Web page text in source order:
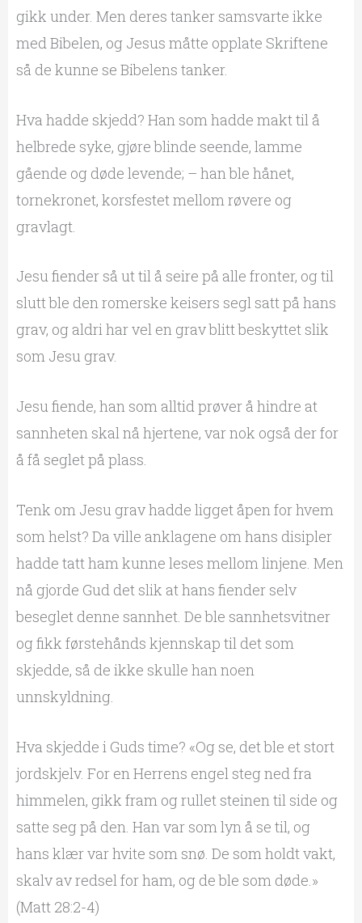
gikk under. Men deres tanker samsvarte ikke
med Bibelen, og Jesus måtte opplate Skriftene
så de kunne se Bibelens tanker.
Hva hadde skjedd? Han som hadde makt til å
helbrede syke, gjøre blinde seende, lamme
gående og døde levende; – han ble hånet,
tornekronet, korsfestet mellom røvere og
gravlagt.
Jesu fiender så ut til å seire på alle fronter, og til
slutt ble den romerske keisers segl satt på hans
grav, og aldri har vel en grav blitt beskyttet slik
som Jesu grav.
Jesu fiende, han som alltid prøver å hindre at
sannheten skal nå hjertene, var nok også der for
å få seglet på plass.
Tenk om Jesu grav hadde ligget åpen for hvem
som helst? Da ville anklagene om hans disipler
hadde tatt ham kunne leses mellom linjene. Men
nå gjorde Gud det slik at hans fiender selv
beseglet denne sannhet. De ble sannhetsvitner
og fikk førstehånds kjennskap til det som
skjedde, så de ikke skulle han noen
unnskyldning.
Hva skjedde i Guds time? «Og se, det ble et stort
jordskjelv. For en Herrens engel steg ned fra
himmelen, gikk fram og rullet steinen til side og
satte seg på den. Han var som lyn å se til, og
hans klær var hvite som snø. De som holdt vakt,
skalv av redsel for ham, og de ble som døde.»
(Matt 28:2-4)